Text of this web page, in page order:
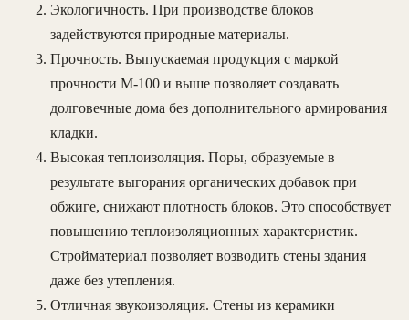
Экологичность. При производстве блоков
задействуются природные материалы.
Прочность. Выпускаемая продукция с маркой
прочности М-100 и выше позволяет создавать
долговечные дома без дополнительного армирования
кладки.
Высокая теплоизоляция. Поры, образуемые в
результате выгорания органических добавок при
обжиге, снижают плотность блоков. Это способствует
повышению теплоизоляционных характеристик.
Стройматериал позволяет возводить стены здания
даже без утепления.
Отличная звукоизоляция. Стены из керамики